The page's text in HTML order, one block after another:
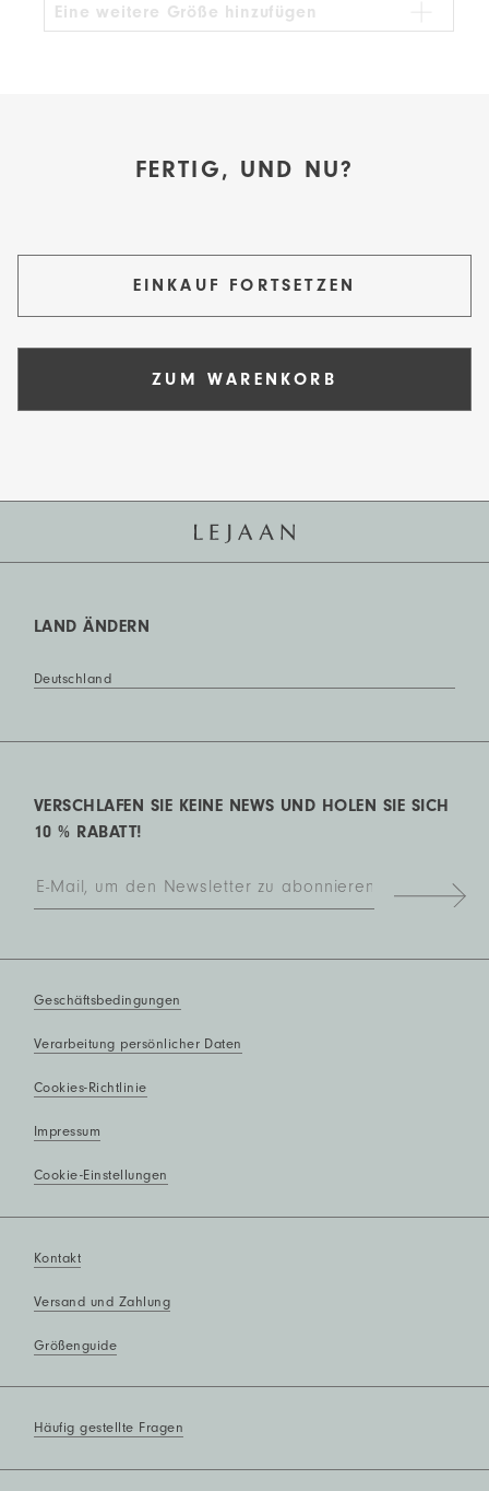
Eine weitere Größe hinzufügen
FERTIG, UND NU?
EINKAUF FORTSETZEN
ZUM WARENKORB
LAND ÄNDERN
Deutschland
VERSCHLAFEN SIE KEINE NEWS UND HOLEN SIE SICH
10 % RABATT!
Geschäftsbedingungen
Verarbeitung persönlicher Daten
Cookies-Richtlinie
Impressum
Cookie-Einstellungen
Kontakt
Versand und Zahlung
Größenguide
Häufig gestellte Fragen